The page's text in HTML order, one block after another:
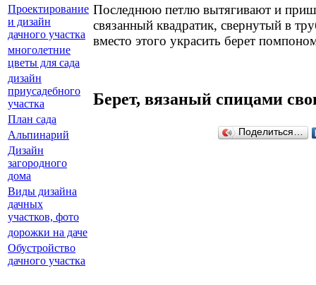
Последнюю петлю вытягивают и
связанный квадратик, свернутый в
вместо этого украсить берет
Берет, вязаный спицами
Поделиться…
Проектирование
и дизайн
дачного участка
многолетние
цветы для сада
дизайн
приусадебного
участка
План сада
Альпинарий
Дизайн
загородного
дома
Виды дизайна
дачных
участков, фото
дорожки на даче
Обустройство
дачного участка